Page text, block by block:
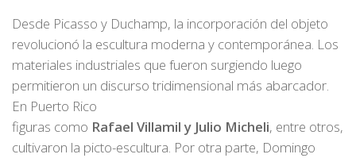
Desde Picasso y Duchamp, la incorporación del objeto
revolucionó la escultura moderna y contemporánea. Los
materiales industriales que fueron surgiendo luego
permitieron un discurso tridimensional más abarcador.
En Puerto Rico
figuras como Rafael Villamil y Julio Micheli, entre otros,
cultivaron la picto-escultura. Por otra parte, Domingo